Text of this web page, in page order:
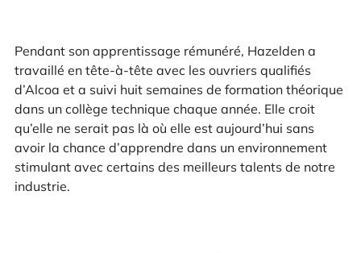
Pendant son apprentissage rémunéré, Hazelden a
travaillé en tête-à-tête avec les ouvriers qualifiés
d’Alcoa et a suivi huit semaines de formation théorique
dans un collège technique chaque année. Elle croit
qu’elle ne serait pas là où elle est aujourd’hui sans
avoir la chance d’apprendre dans un environnement
stimulant avec certains des meilleurs talents de notre
industrie.